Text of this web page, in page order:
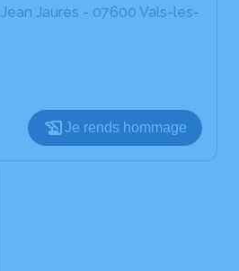
Jaurès - 07600 Vals-les-
Je rends hommage